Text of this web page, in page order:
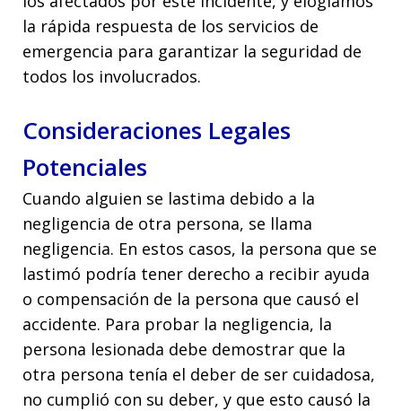
la rápida respuesta de los servicios de
emergencia para garantizar la seguridad de
todos los involucrados.
Consideraciones Legales
Potenciales
Cuando alguien se lastima debido a la
negligencia de otra persona, se llama
negligencia. En estos casos, la persona que se
lastimó podría tener derecho a recibir ayuda
o compensación de la persona que causó el
accidente. Para probar la negligencia, la
persona lesionada debe demostrar que la
otra persona tenía el deber de ser cuidadosa,
no cumplió con su deber, y que esto causó la